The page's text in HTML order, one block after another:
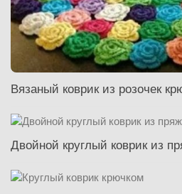
Вязаный коврик из розочек
Двойной круглый коврик из